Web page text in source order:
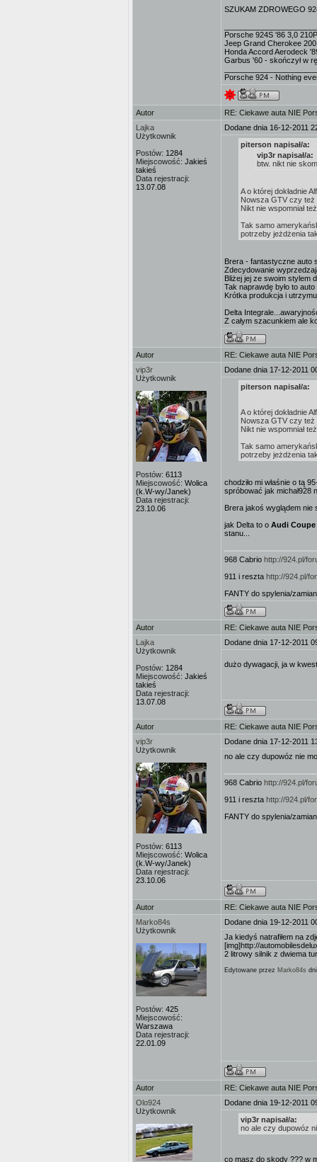
SZUKAM ZDROWEGO
Porsche 924S '86 3,0
Jeep Grand Cherokee
Honda Accord Aerodeck
Garbus '60 - skończył w
Porsche 924 - Nothing
Autor
RE: Ciekawe auta NIE
Lajka
Użytkownik
Postów: 1284
Miejscowość: Jakieś
takieś
Data rejestracji:
13.07.08
Dodane dnia 16-12-2011
piterson napisał/a:
vip3r napisał/a:
btw. nikt nie
A o której dokładnie
Nowsza GTV czy też
Nikt nie wspomniał
Tak samo
potrzeby jeżdżenia
Brera - fantastyczne auto
Zdecydowanie
Bliżej jej ze swoim stylem
Tak naprawdę było to
Krótka produkcja i
Delta
Z całym szacunkiem ale
Autor
RE: Ciekawe auta NIE
vip3r
Użytkownik
Postów: 6113
Miejscowość: Wolica
(k.W-wy/Janek)
Data rejestracji:
23.10.06
Dodane dnia 17-12-2011
piterson napisał/a:
A o której dokładnie
Nowsza GTV czy też
Nikt nie wspomniał
Tak samo
potrzeby jeżdżenia
chodziło mi właśnie o tą
spróbować jak michał928
Brera jakoś wyglądem nie
jak Delta to o Audi Coupe
stanu...
968 Cabrio http://924.pl/
911 i reszta http://924.pl/
FANTY do spylenia/
Autor
RE: Ciekawe auta NIE
Lajka
Użytkownik
Postów: 1284
Miejscowość: Jakieś
takieś
Data rejestracji:
13.07.08
Dodane dnia 17-12-2011
dużo dywagacji, ja w
Autor
RE: Ciekawe auta NIE
vip3r
Użytkownik
Postów: 6113
Miejscowość: Wolica
(k.W-wy/Janek)
Data rejestracji:
23.10.06
Dodane dnia 17-12-2011
no ale czy dupowóz nie
968 Cabrio http://924.pl/
911 i reszta http://924.pl/
FANTY do spylenia/
Autor
RE: Ciekawe auta NIE
Marko84s
Użytkownik
Postów: 425
Miejscowość:
Warszawa
Data rejestracji:
22.01.09
Dodane dnia 19-12-2011
Ja kiedyś natrafiłem na
[img]http://
2 litrowy silnik z dwiema
Edytowane przez Marko84s
Autor
RE: Ciekawe auta NIE
Olo924
Użytkownik
Dodane dnia 19-12-2011
vip3r napisał/a:
no ale czy dupowóz
co masz do skody ??? w